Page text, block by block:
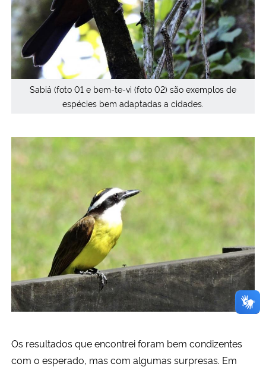
Sabiá (foto 01 e bem-te-vi (foto 02) são exemplos de
espécies bem adaptadas a cidades.
Os resultados que encontrei foram bem condizentes
com o esperado, mas com algumas surpresas. Em